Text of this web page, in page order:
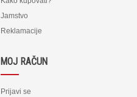
Jamstvo
Reklamacije
MOJ RAČUN
Prijavi se